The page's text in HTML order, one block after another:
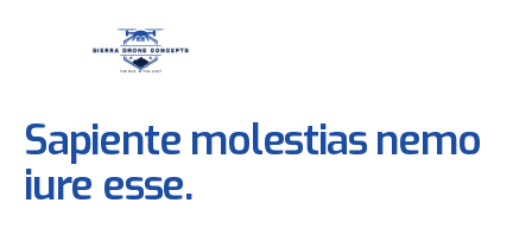
Sapiente molestias nemo
iure esse.